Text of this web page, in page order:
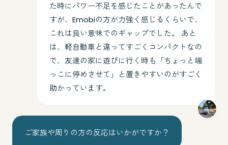
た時にパワー不足を感じたことがあったんで
すが、Emobiの方が力強く感じるくらいで、
これは良い意味でのギャップでした。 あと
は、軽自動車と違ってすごくコンパクトなの
で、友達の家に遊びに行く時も「ちょっと端
っこに停めさせて」と置きやすいのがすごく
助かっています。
ご家族や周りの方の反応はいかがですか？